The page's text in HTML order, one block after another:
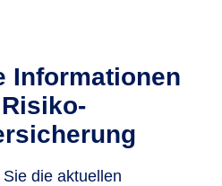
Informationen
die aktuellen